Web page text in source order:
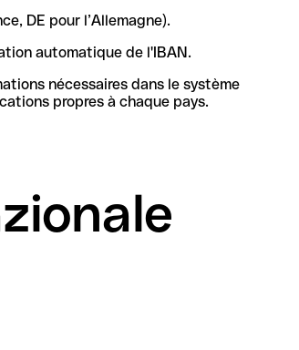
DE pour l’Allemagne).
automatique de l'IBAN.
nécessaires dans le système
banque et le compte, sa structure et sa longueur sont définies par les spécifications propres à chaque pays.